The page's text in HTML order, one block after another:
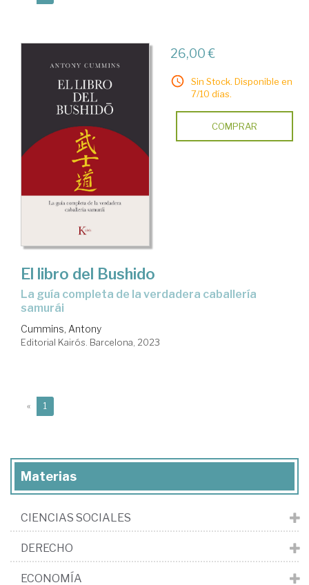
26,00 €
Sin Stock. Disponible en
7/10 días.
COMPRAR
El libro del Bushido
La guía completa de la verdadera caballería
samurái
Cummins, Antony
Editorial Kairós. Barcelona, 2023
« 1
Materias
CIENCIAS SOCIALES
DERECHO
ECONOMÍA